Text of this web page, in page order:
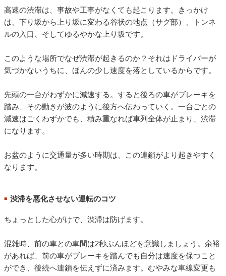
渋滞が起きやすい場所には、はっきりとした共通点がありま
す。仕組みを知っておくと、渋滞を避けられるだけでなく、自
高速の渋滞は、事故や工事がなくても起こります。きっかけ
ルの入口、そしてゆるやかな上り坂です。
このような場所でなぜ渋滞が起きるのか？それはドライバーが
気づかないうちに、ほんの少し速度を落としているからです。